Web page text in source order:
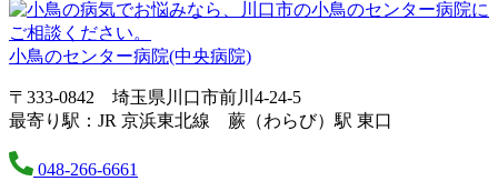
小鳥のセンター病院(中央病院)
〒333-0842 埼玉県川口市前川4-24-5
最寄り駅：JR 京浜東北線 蕨（わらび）駅 東口
048-266-6661